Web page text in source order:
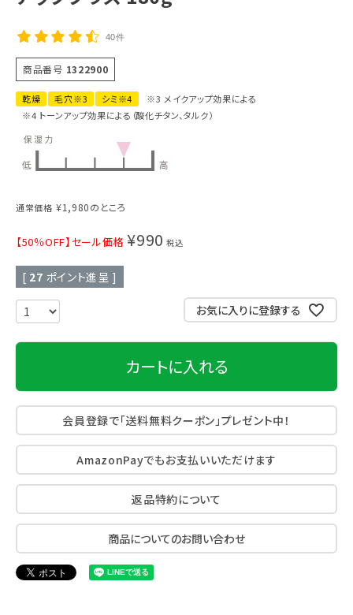
40件
商品番号 1322900
乾燥 毛穴※3 シミ※4
※3 メイクアップ効果による
※4 トーンアップ効果による（酸化チタン、タルク）
通常価格 ¥1,980のところ
【50％OFF】セール価格 ¥990 税込
[ 27 ポイント進呈 ]
お気に入りに登録する
カートに入れる
会員登録で「送料無料クーポン」プレゼント中！
AmazonPayでもお支払いいただけます
返品特約について
商品についてのお問い合わせ